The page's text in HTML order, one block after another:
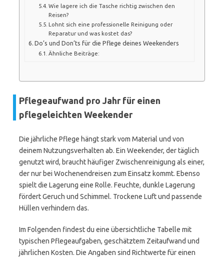
Wie lagere ich die Tasche richtig zwischen den
Reisen?
Lohnt sich eine professionelle Reinigung oder
Reparatur und was kostet das?
Do’s und Don’ts für die Pflege deines Weekenders
Ähnliche Beiträge:
Pflegeaufwand pro Jahr für einen
pflegeleichten Weekender
Die jährliche Pflege hängt stark vom Material und von
deinem Nutzungsverhalten ab. Ein Weekender, der täglich
genutzt wird, braucht häufiger Zwischenreinigung als einer,
der nur bei Wochenendreisen zum Einsatz kommt. Ebenso
spielt die Lagerung eine Rolle. Feuchte, dunkle Lagerung
fördert Geruch und Schimmel. Trockene Luft und passende
Hüllen verhindern das.
Im Folgenden findest du eine übersichtliche Tabelle mit
typischen Pflegeaufgaben, geschätztem Zeitaufwand und
jährlichen Kosten. Die Angaben sind Richtwerte für einen